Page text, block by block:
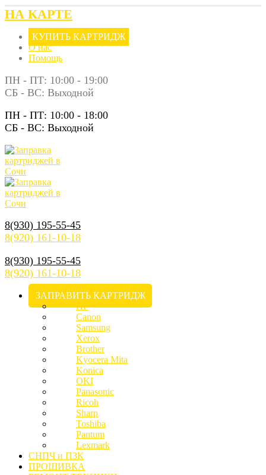
НА КАРТЕ
КУПИТЬ КАРТРИДЖ
О нас
Помощь
ПН - ПТ: 10:00 - 19:00
СБ - ВС: Выходной
ПН - ПТ: 10:00 - 18:00
СБ - ВС: Выходной
8(930) 195-55-45
8(920) 161-10-18
8(930) 195-55-45
8(920) 161-10-18
ЗАПРАВИТЬ КАРТРИДЖ
HP
Canon
Samsung
Xerox
Brother
Kyocera Mita
Konica
OKI
Panasonic
Ricoh
Sharp
Toshiba
Pantum
Lexmark
СНПЧ и ПЗК
ПРОШИВКА